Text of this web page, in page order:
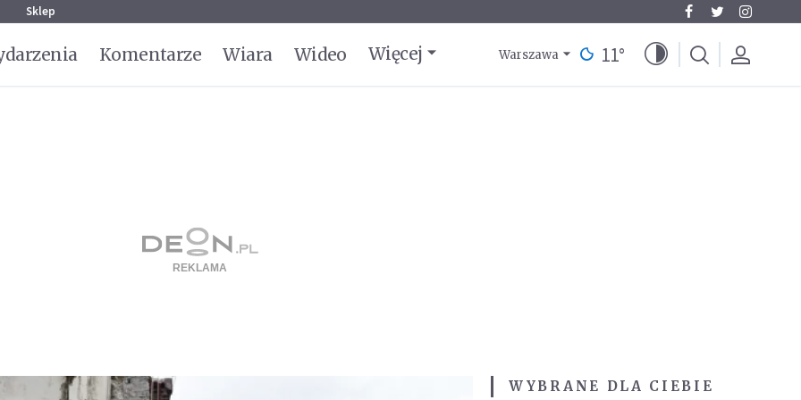
Sklep
Komentarze Wiara Wideo Więcej Warszawa 11°
WYBRANE DLA CIEBIE